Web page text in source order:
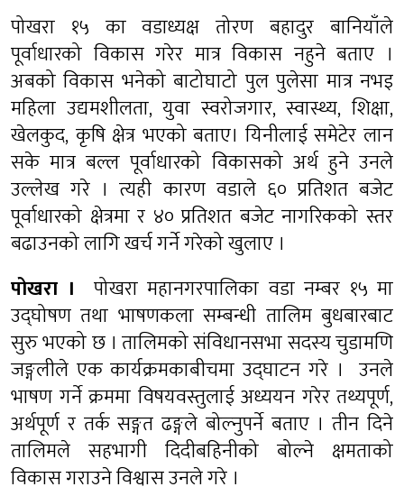
पोखरा १५ का वडाध्यक्ष तोरण बहादुर बानियाँले
पूर्वाधारको विकास गरेर मात्र विकास नहुने बताए ।
अबको विकास भनेको बाटोघाटो पुल पुलेसा मात्र नभइ
महिला उद्यमशीलता, युवा स्वरोजगार, स्वास्थ्य, शिक्षा,
खेलकुद, कृषि क्षेत्र भएको बताए। यिनीलाई समेटेर लान
सके मात्र बल्ल पूर्वाधारको विकासको अर्थ हुने उनले
उल्लेख गरे । त्यही कारण वडाले ६० प्रतिशत बजेट
पूर्वाधारको क्षेत्रमा र ४० प्रतिशत बजेट नागरिकको स्तर
बढाउनको लागि खर्च गर्ने गरेको खुलाए ।
पोखरा । पोखरा महानगरपालिका वडा नम्बर १५ मा
उद्‍घोषण तथा भाषणकला सम्बन्धी तालिम बुधबारबाट
सुरु भएको छ । तालिमको संविधानसभा सदस्य चुडामणि
जङ्गलीले एककार्यक्रमकाबीचमा उद्‌घाटन गरे । उनले
भाषण गर्ने क्रममा विषयवस्तुलाई अध्ययन गरेर तथ्यपूर्ण,
अर्थपूर्ण र तर्क सङ्गत ढङ्गले बोल्नुपर्ने बताए । तीन दिने
तालिमले सहभागी दिदीबहिनीको बोल्ने क्षमताको
विकास गराउने विश्वास उनले गरे ।